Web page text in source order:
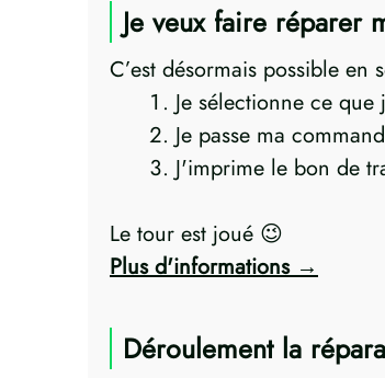
Je veux faire réparer
C’est désormais possible
Je sélectionne ce
Je passe ma
J'imprime le bon de
Le tour est joué 😉
Plus d'informations
Déroulement la